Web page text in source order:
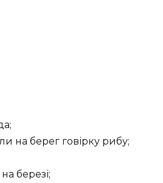
на берег говірку рибу;
березі;